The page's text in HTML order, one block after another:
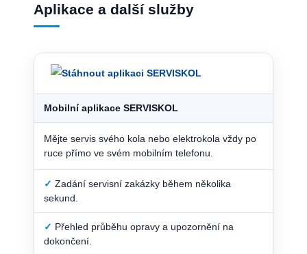
Aplikace a další služby
Mobilní aplikace SERVISKOL
Mějte servis svého kola nebo elektrokola vždy po
ruce přímo ve svém mobilním telefonu.
✓ Zadání servisní zakázky během několika
sekund.
✓ Přehled průběhu opravy a upozornění na
dokončení.